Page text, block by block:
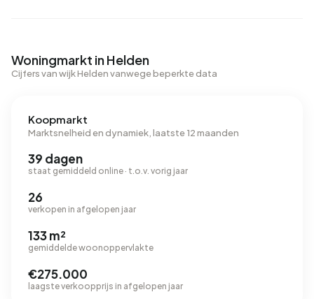
Woningmarkt in Helden
Cijfers van wijk Helden vanwege beperkte data
Koopmarkt
Marktsnelheid en dynamiek, laatste 12 maanden
39 dagen
staat gemiddeld online · t.o.v. vorig jaar
26
verkopen in afgelopen jaar
133 m²
gemiddelde woonoppervlakte
€275.000
laagste verkoopprijs in afgelopen jaar